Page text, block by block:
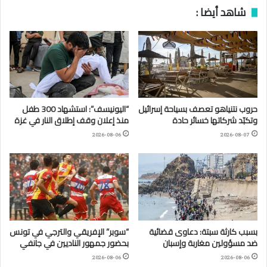
شاهد أيضا :
حروب نتنياهو تعصف بسياحة إسرائيل
وتكبّد شركاتها خسائر حادة
2026-08-07
“اليونيسف”: استشهاد 300 طفل
منذ إعلان وقف إطلاق النار في غزة
2026-08-06
بسبب كارثة سبتة: دعاوى قضائية
ضد مسؤولين مغاربة وإسبان
2026-08-06
“سوبر” الإفريقي والترجي في تونس
بحضور جمهور الناديين في جانفي
2026-08-06